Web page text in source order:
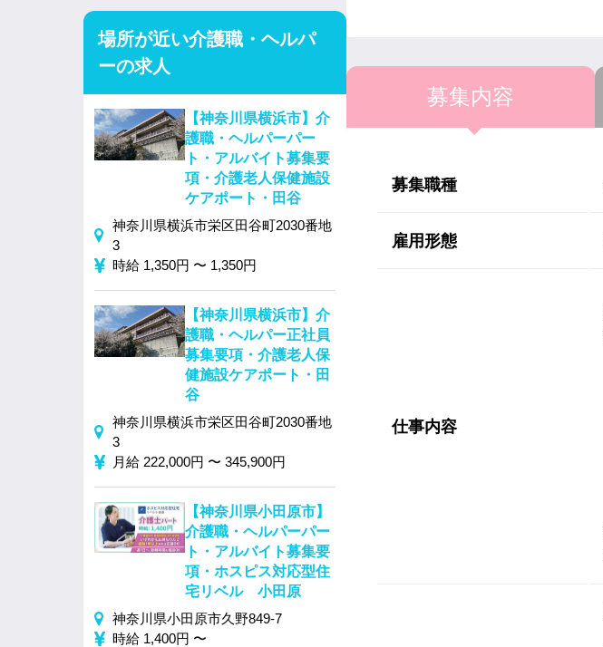
募集内容
募集職種
雇用形態
仕事内容
場所が近い介護職・ヘルパ
ーの求人
【神奈川県横浜市】介
護職・ヘルパーパー
ト・アルバイト募集要
項・介護老人保健施設
ケアポート・田谷
神奈川県横浜市栄区田谷町2030番地
3
時給 1,350円 〜 1,350円
【神奈川県横浜市】介
護職・ヘルパー正社員
募集要項・介護老人保
健施設ケアポート・田
谷
神奈川県横浜市栄区田谷町2030番地
3
月給 222,000円 〜 345,900円
【神奈川県小田原市】
介護職・ヘルパーパー
ト・アルバイト募集要
項・ホスピス対応型住
宅リベル 小田原
神奈川県小田原市久野849‐7
時給 1,400円 〜